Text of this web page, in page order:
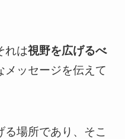
れは視野を広げるべ
メッセージを伝えて
場所であり、そこ